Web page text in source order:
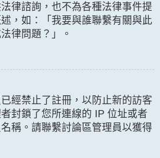
律諮詢，也不為各種法律事件提
，如：「我要與誰聯繫有關與此
律問題？」。
經禁止了註冊，以防止新的訪客
封鎖了您所連線的 IP 位址或者
稱。請聯繫討論區管理員以獲得